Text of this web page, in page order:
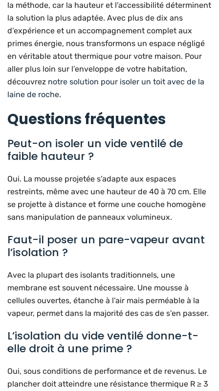
la méthode, car la hauteur et l’accessibilité déterminent
la solution la plus adaptée. Avec plus de dix ans
d’expérience et un accompagnement complet aux
primes énergie, nous transformons un espace négligé
en véritable atout thermique pour votre maison. Pour
aller plus loin sur l’enveloppe de votre habitation,
découvrez notre solution pour isoler un toit avec de la
laine de roche.
Questions fréquentes
Peut-on isoler un vide ventilé de
faible hauteur ?
Oui. La mousse projetée s’adapte aux espaces
restreints, même avec une hauteur de 40 à 70 cm. Elle
se projette à distance et forme une couche homogène
sans manipulation de panneaux volumineux.
Faut-il poser un pare-vapeur avant
l’isolation ?
Avec la plupart des isolants traditionnels, une
membrane est souvent nécessaire. Une mousse à
cellules ouvertes, étanche à l’air mais perméable à la
vapeur, permet dans la majorité des cas de s’en passer.
L’isolation du vide ventilé donne-t-
elle droit à une prime ?
Oui, sous conditions de performance et de revenus. Le
plancher doit atteindre une résistance thermique R ≥ 3